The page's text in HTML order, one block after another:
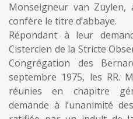
Monseigneur van
confère le titre d’abbaye.
Répondant à leur
Cistercien de la Stricte
Congrégation des
septembre 1975, les RR.
réunies en chapitre
demande à l’unanimité